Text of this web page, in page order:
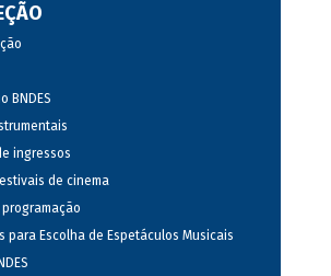
BNDES
ingressos
de cinema
programação
para Escolha de Espetáculos Musicais